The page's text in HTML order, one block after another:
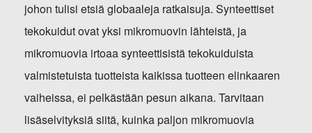
johon tulisi etsiä globaaleja ratkaisuja. Synteettiset
tekokuidut ovat yksi mikromuovin lähteistä, ja
mikromuovia irtoaa synteettisistä tekokuiduista
valmistetuista tuotteista kaikissa tuotteen elinkaaren
vaiheissa, ei pelkästään pesun aikana. Tarvitaan
lisäselvityksiä siitä, kuinka paljon mikromuovia